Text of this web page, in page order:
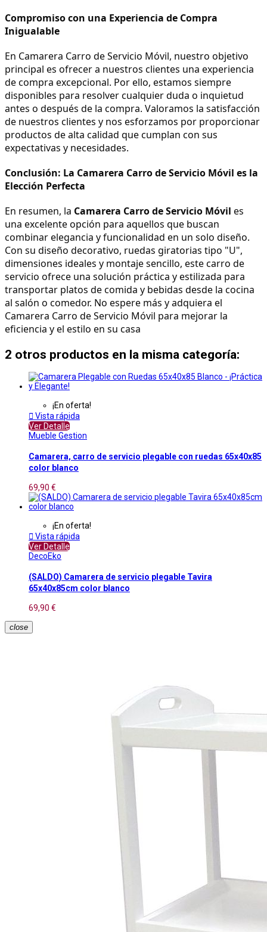
Compromiso con una Experiencia de Compra
Inigualable
En Camarera Carro de Servicio Móvil, nuestro objetivo
principal es ofrecer a nuestros clientes una experiencia
de compra excepcional. Por ello, estamos siempre
disponibles para resolver cualquier duda o inquietud
antes o después de la compra. Valoramos la satisfacción
de nuestros clientes y nos esforzamos por proporcionar
productos de alta calidad que cumplan con sus
expectativas y necesidades.
Conclusión: La Camarera Carro de Servicio Móvil es la
Elección Perfecta
En resumen, la Camarera Carro de Servicio Móvil es
una excelente opción para aquellos que buscan
combinar elegancia y funcionalidad en un solo diseño.
Con su diseño decorativo, ruedas giratorias tipo "U",
dimensiones ideales y montaje sencillo, este carro de
servicio ofrece una solución práctica y estilizada para
transportar platos de comida y bebidas desde la cocina
al salón o comedor. No espere más y adquiera el
Camarera Carro de Servicio Móvil para mejorar la
eficiencia y el estilo en su casa
2 otros productos en la misma categoría:
¡En oferta!
 Vista rápida
Ver Detalle
Mueble Gestion
Camarera, carro de servicio plegable con ruedas 65x40x85
color blanco
69,90 €
¡En oferta!
 Vista rápida
Ver Detalle
DecoEko
(SALDO) Camarera de servicio plegable Tavira
65x40x85cm color blanco
69,90 €
close